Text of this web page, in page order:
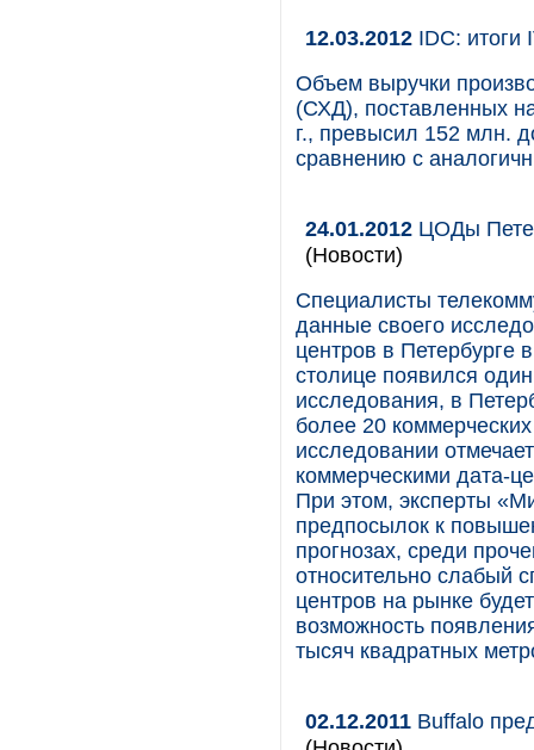
12.03.2012 IDC: итоги
Объем выручки
(СХД), поставленных
г., превысил 152 млн.
сравнению с
24.01.2012 ЦОДы
(Новости)
Специалисты
данные своего
центров в Петербурге
столице появился
исследования, в
более 20
исследовании
коммерческими дата-
При этом, эксперты
предпосылок к
прогнозах, среди
относительно слабый
центров на рынке
возможность
тысяч квадратных
02.12.2011 Buffalo